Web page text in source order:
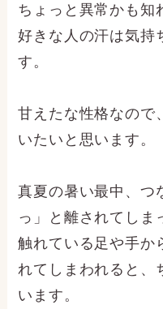
ちょっと異常かも知
好きな人の汗は気持
す。
甘えたな性格なので
いたいと思います。
真夏の暑い最中、つ
っ」と離されてしま
触れている足や手か
れてしまわれると、
います。